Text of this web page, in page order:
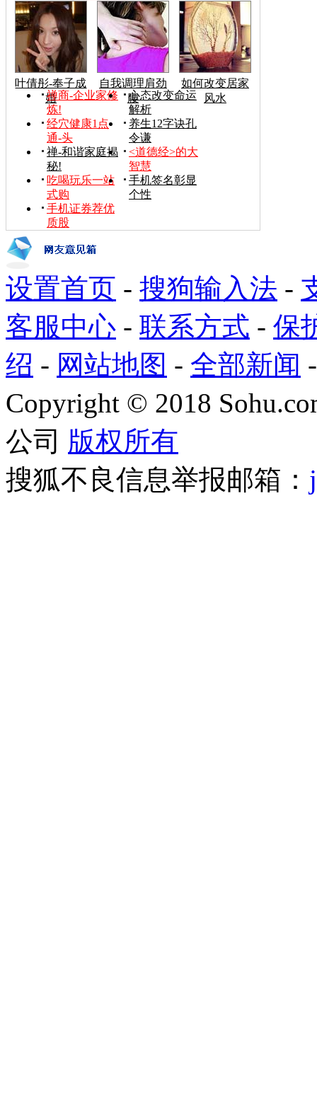
叶倩彤-奉子成
婚
自我调理肩劲
腰
如何改变居家
风水
禅商-企业家修
炼!
心态改变命运
解析
经穴健康1点
通-头
养生12字诀孔
令谦
禅-和谐家庭揭
秘!
<道德经>的大
智慧
吃喝玩乐一站
式购
手机签名彰显
个性
手机证券荐优
质股
设置首页 - 搜狗输入法 -
客服中心 - 联系方式 - 保
绍 - 网站地图 - 全部新闻
Copyright © 2018
公司 版权所有
搜狐不良信息举报邮箱：